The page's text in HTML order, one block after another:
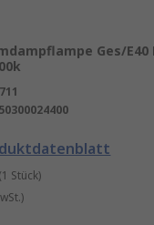
Ges/
Stück)